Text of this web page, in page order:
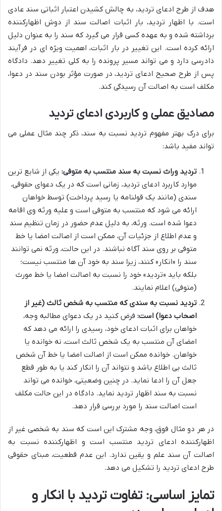
هدف از طرح ادعای تردید، به چالش کشیدن اعتبار اثباتی سند عادی
است. با اظهار تردید، بار اثبات اصالت سند از دوش اظهارکننده
برداشته شده و به عهده کسی قرار می گیرد که سند را به عنوان دلیل
ارائه کرده است. این تغییر در بار اثبات، اهمیت ویژه ای در فرآیند
دادرسی دارد و می تواند مسیر پرونده را به کلی تغییر دهد. دادگاه
پس از طرح صحیح ادعای تردید، در صورت مؤثر بودن سند در دعوا،
مکلف است به اصالت آن رسیدگی کند.
مصادیق عملی و کاربردی ادعای تردید
برای درک بهتر مفهوم تردید نسبت به سند، ذکر چند مثال عملی می
تواند مفید باشد:
تردید وراث نسبت به سند منتسب به متوفی: یکی از شایع ترین
موارد کاربرد ادعای تردید، زمانی است که در یک دعوای حقوقی،
سندی (مانند یک قولنامه یا رسید پرداخت) توسط خواهان
ارائه می شود که منتسب به متوفی است و علیه ورثه وی اقامه
دعوا شده است. ورثه، به دلیل عدم حضور در زمان تنظیم سند
و عدم اطلاع از جزئیات آن، ممکن است از اصالت امضا یا خط
متوفی بر روی سند آگاه نباشند. در این حالت، ورثه نمی توانند
سند را «انکار» کنند، زیرا سند به خود آن ها منتسب نیست؛
بلکه باید «تردید» خود را نسبت به اصالت امضا یا خط مورث
(متوفی) اعلام نمایند.
تردید نسبت به سندی که منتسب به شخص ثالث (غیر از
اصحاب دعوا) است: فرض کنید در یک دعوای مطالبه وجه،
خواهان برای اثبات ادعای خود، رسیدی را ارائه می دهد که
امضای آن منتسب به یک شخص ثالث است، نه خوانده یا
خواهان. خوانده ممکن است از اصالت امضا یا خط آن شخص
ثالث بی اطلاع باشد و نتواند آن را انکار کند یا به طور قطع
جعل آن را ادعا نماید. در چنین وضعیتی، خوانده می تواند
نسبت به سند اظهار تردید نماید. دادگاه در این حالت مکلف
است اصالت سند را مورد بررسی قرار دهد.
در هر دو مثال فوق، وجه مشترک این است که سند به شخصی غیر از
اظهارکننده ادعای تردید منتسب است و اظهارکننده نسبت به
اصالت آن سند علم و یقین ندارد. این عدم قطعیت، مبنای حقوقی
طرح ادعای تردید را تشکیل می دهد.
تمایز اساسی: تفاوت تردید با انکار و